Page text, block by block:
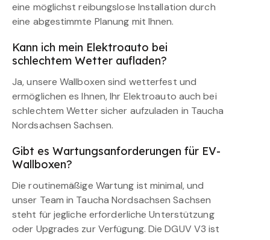
eine möglichst reibungslose Installation durch
eine abgestimmte Planung mit Ihnen.
Kann ich mein Elektroauto bei
schlechtem Wetter aufladen?
Ja, unsere Wallboxen sind wetterfest und
ermöglichen es Ihnen, Ihr Elektroauto auch bei
schlechtem Wetter sicher aufzuladen in Taucha
Nordsachsen Sachsen.
Gibt es Wartungsanforderungen für EV-
Wallboxen?
Die routinemäßige Wartung ist minimal, und
unser Team in Taucha Nordsachsen Sachsen
steht für jegliche erforderliche Unterstützung
oder Upgrades zur Verfügung. Die DGUV V3 ist